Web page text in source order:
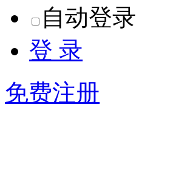
自动登录
登 录
免费注册